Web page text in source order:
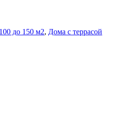
до 150 м2, Дома с террасой